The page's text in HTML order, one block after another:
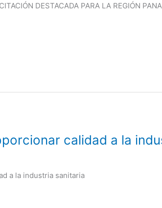
DESTACADA PARA LA REGIÓN
calidad a la
a la industria sanitaria